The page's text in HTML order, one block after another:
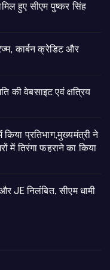
हुए सीएम पुष्कर सिंह
कार्बन क्रेडिट और
की वेबसाइट एवं क्षत्रिय
किया प्रतिभाग,मुख्यमंत्री ने
में तिरंगा फहराने का किया
JE निलंबित, सीएम धामी